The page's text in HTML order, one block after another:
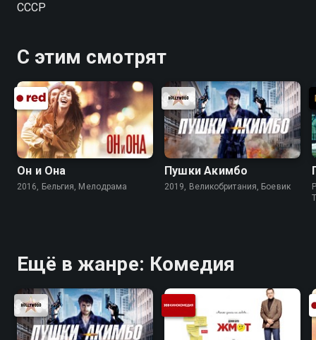
СССР
С этим смотрят
Он и Она
2016, Бельгия, Мелодрама
Пушки Акимбо
2019, Великобритания, Боевик
Ещё в жанре: Комедия